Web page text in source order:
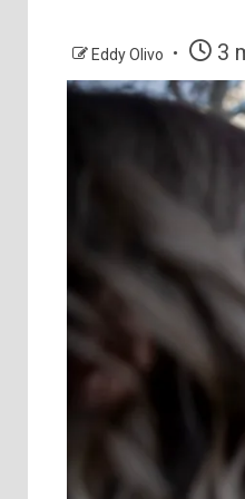
Eddy Olivo 3